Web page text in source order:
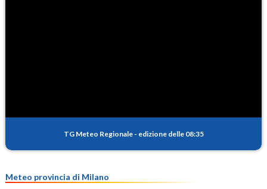
TG Meteo Regionale - edizione delle 08:35
Meteo provincia di Milano